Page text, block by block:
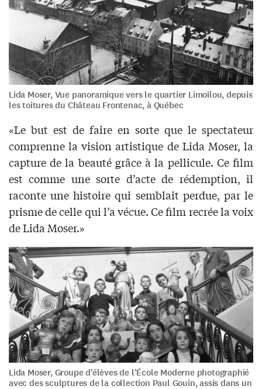
Lida Moser, Vue panoramique vers le quartier Limoilou, depuis
les toitures du Château Frontenac, à Québec
«Le but est de faire en sorte que le spectateur
comprenne la vision artistique de Lida Moser, la
capture de la beauté grâce à la pellicule. Ce film
est comme une sorte d’acte de rédemption, il
raconte une histoire qui semblait perdue, par le
prisme de celle qui l’a vécue. Ce film recrée la voix
de Lida Moser.»
Lida Moser, Groupe d’élèves de l’École Moderne photographié
avec des sculptures de la collection Paul Gouin, assis dans un